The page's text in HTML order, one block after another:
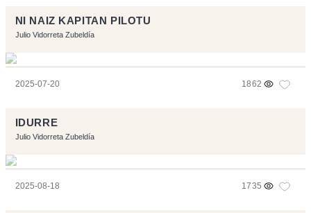
NI NAIZ KAPITAN PILOTU
Julio Vidorreta Zubeldía
2025-07-20 1862
IDURRE
Julio Vidorreta Zubeldía
2025-08-18 1735